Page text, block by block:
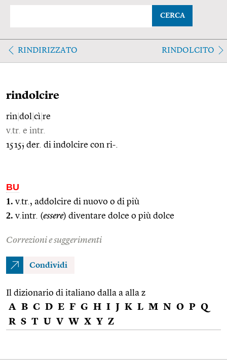
CERCA
RINDIRIZZATO RINDOLCITO
rindolcire
rin dol cì re
v.tr. e intr.
1515; der. di indolcire con ri-.
BU
1. v.tr., addolcire di nuovo o di più
2. v.intr. (essere) diventare dolce o più dolce
Correzioni e suggerimenti
Condividi
Il dizionario di italiano dalla a alla z
A B C D E F G H I J K L M N O P Q
R S T U V W X Y Z